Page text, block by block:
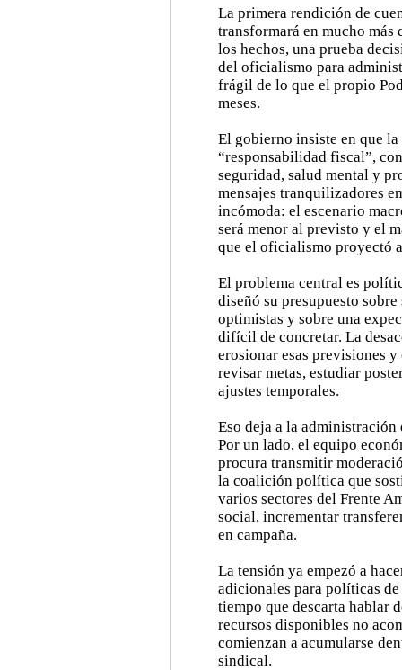
La primera rendición de
transformará en mucho más
los hechos, una prueba
del oficialismo para
frágil de lo que el propio
meses.
El gobierno insiste en que
“responsabilidad fiscal”,
seguridad, salud mental y
mensajes tranquilizadores
incómoda: el escenario
será menor al previsto y el
que el oficialismo proyectó
El problema central es
diseñó su presupuesto
optimistas y sobre una
difícil de concretar. La
erosionar esas previsiones
revisar metas, estudiar
ajustes temporales.
Eso deja a la
Por un lado, el equipo
procura transmitir
la coalición política que
varios sectores del Frente
social, incrementar
en campaña.
La tensión ya empezó a
adicionales para políticas
tiempo que descarta hablar
recursos disponibles no
comienzan a acumularse
sindical.